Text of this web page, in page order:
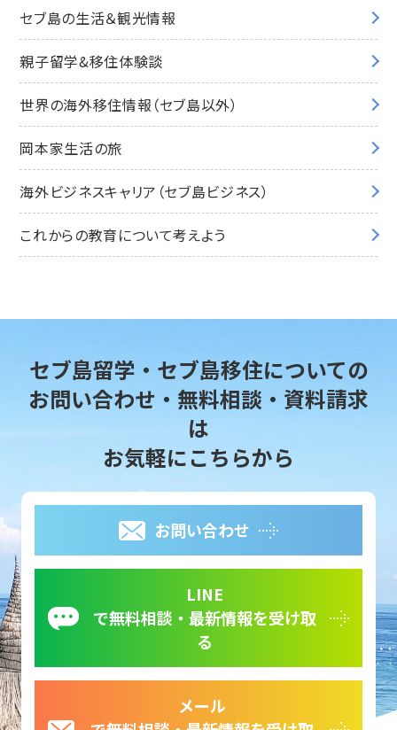
セブ島の生活＆観光情報
親子留学&移住体験談
世界の海外移住情報（セブ島以外）
岡本家生活の旅
海外ビジネスキャリア（セブ島ビジネス）
これからの教育について考えよう
セブ島留学・セブ島移住についての
お問い合わせ・無料相談・資料請求
は
お気軽にこちらから
お問い合わせ
LINE
で無料相談・最新情報を受け取
る
メール